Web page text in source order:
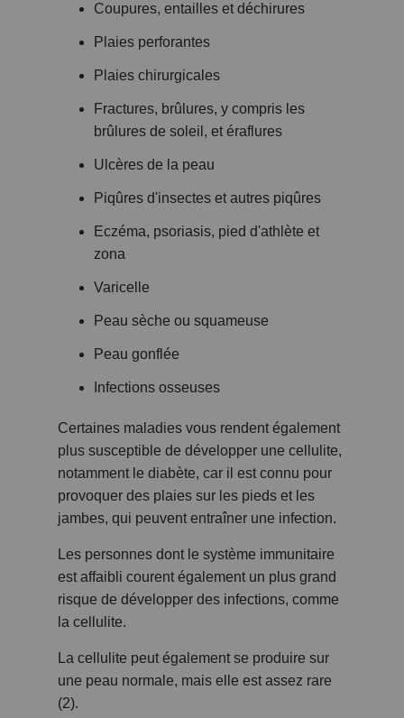
Coupures, entailles et déchirures
Plaies perforantes
Plaies chirurgicales
Fractures, brûlures, y compris les
brûlures de soleil, et éraflures
Ulcères de la peau
Piqûres d'insectes et autres piqûres
Eczéma, psoriasis, pied d'athlète et
zona
Varicelle
Peau sèche ou squameuse
Peau gonflée
Infections osseuses
Certaines maladies vous rendent également
plus susceptible de développer une cellulite,
notamment le diabète, car il est connu pour
provoquer des plaies sur les pieds et les
jambes, qui peuvent entraîner une infection.
Les personnes dont le système immunitaire
est affaibli courent également un plus grand
risque de développer des infections, comme
la cellulite.
La cellulite peut également se produire sur
une peau normale, mais elle est assez rare
(2).